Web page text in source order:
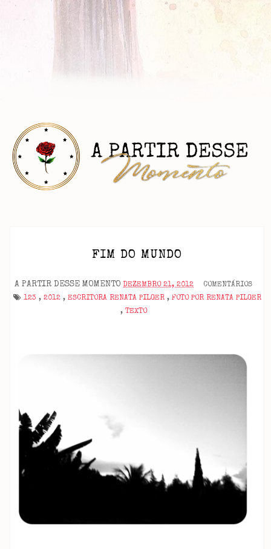
FIM DO MUNDO
A PARTIR DESSE MOMENTO DEZEMBRO 21, 2012
COMENTÁRIOS
123 , 2012, ESCRITORA RENATA PILGER, FOTO POR RENATA PILGER
, TEXTO